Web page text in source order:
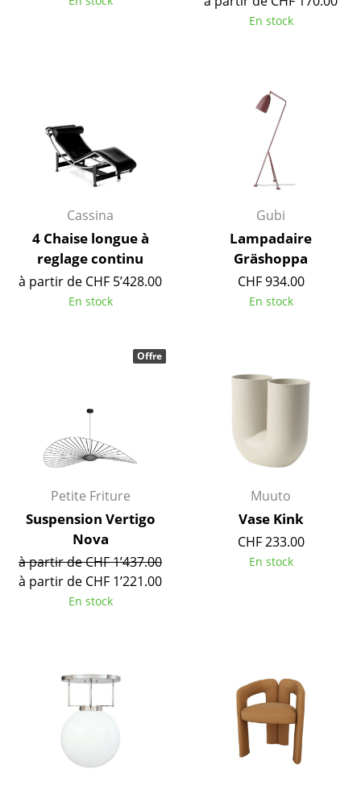
Chariots & Dessertes
Pièces détachées
... voir toutes les tables
Rangements
Étagères & Armoires
Bibliothèques
Buffets & Commodes
Caissons roulants et Meubles d’appoint
Meubles de bar
Petits rangements
Pièces détachées
... voir tous les rangements
Lampes de table
Lampes de bureau
Lampadaires et Liseuses
En stock
Cassina
4 Chaise longue à
reglage continu
à partir de CHF 5’428.00
En stock
Gubi
Lampadaire
Gräshoppa
CHF 934.00
En stock
Petite Friture
Suspension Vertigo
Nova
à partir de CHF 1’437.00
à partir de CHF 1’221.00
En stock
Offre
Muuto
Vase Kink
CHF 233.00
En stock